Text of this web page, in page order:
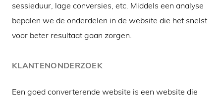
sessieduur, lage conversies, etc. Middels een analyse
bepalen we de onderdelen in de website die het snelst
voor beter resultaat gaan zorgen.
KLANTENONDERZOEK
Een goed converterende website is een website die